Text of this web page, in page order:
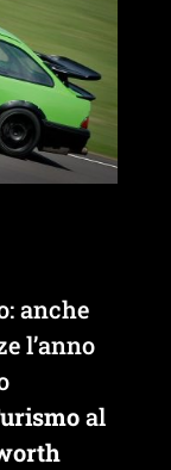
anche
l’anno
al